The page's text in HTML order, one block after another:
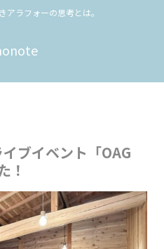
アラフォーの思考とは。
ブイベント「OAG
！